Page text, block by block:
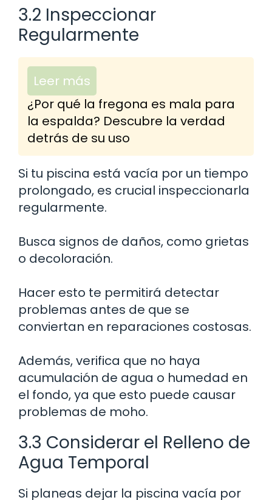
3.2 Inspeccionar
Regularmente
Leer más
¿Por qué la fregona es mala para
la espalda? Descubre la verdad
detrás de su uso
Si tu piscina está vacía por un tiempo
prolongado, es crucial inspeccionarla
regularmente.
Busca signos de daños, como grietas
o decoloración.
Hacer esto te permitirá detectar
problemas antes de que se
conviertan en reparaciones costosas.
Además, verifica que no haya
acumulación de agua o humedad en
el fondo, ya que esto puede causar
problemas de moho.
3.3 Considerar el Relleno de
Agua Temporal
Si planeas dejar la piscina vacía por